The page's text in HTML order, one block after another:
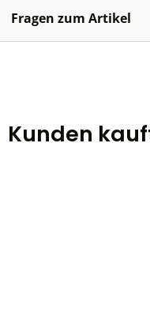
Fragen zum Artikel
Kunden